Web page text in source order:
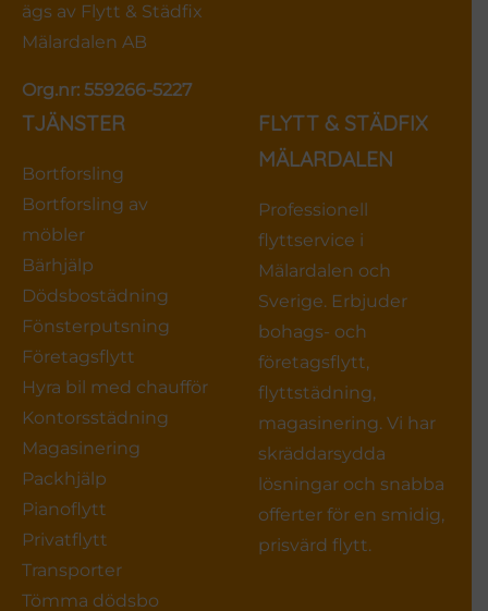
ägs av Flytt & Städfix
Mälardalen AB
Org.nr: 559266-5227
TJÄNSTER
Bortforsling
Bortforsling av
möbler
Bärhjälp
Dödsbostädning
Fönsterputsning
Företagsflytt
Hyra bil med chaufför
Kontorsstädning
Magasinering
Packhjälp
Pianoflytt
Privatflytt
Transporter
Tömma dödsbo
FLYTT & STÄDFIX
MÄLARDALEN
Professionell
flyttservice i
Mälardalen och
Sverige. Erbjuder
bohags- och
företagsflytt,
flyttstädning,
magasinering. Vi har
skräddarsydda
lösningar och snabba
offerter för en smidig,
prisvärd flytt.